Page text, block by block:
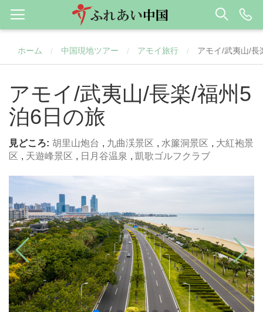
ホーム / 中国現地ツアー / アモイ旅行 / アモイ/武夷山/長
アモイ/武夷山/長楽/福州5
泊6日の旅
見どころ: 胡里山炮台 , 九曲渓景区 , 水簾洞景区 , 大紅袍景
区 , 天遊峰景区 , 日月谷温泉 , 凱歌ゴルフクラブ